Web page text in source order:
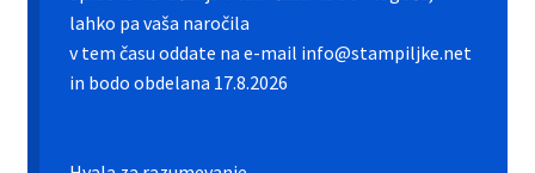
Galerija športnih vstavkov
lahko pa vaša naročila
v tem času oddate na e-mail info@stampiljke.net
in bodo obdelana 17.8.2026